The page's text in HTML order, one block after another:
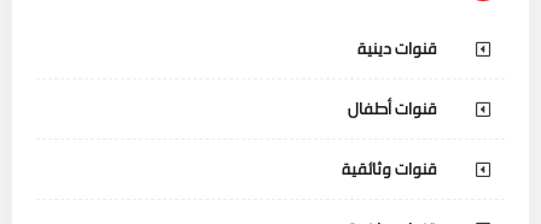
قنوات دينية
قنوات أطفال
قنوات وثائقية